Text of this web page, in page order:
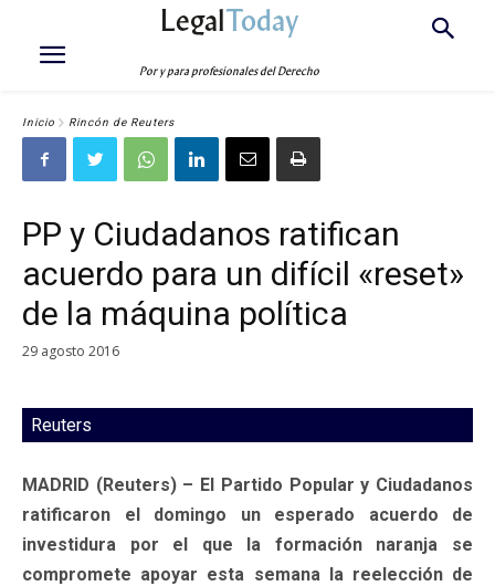
LegalToday
Por y para profesionales del Derecho
Inicio Rincón de Reuters
PP y Ciudadanos ratifican
acuerdo para un difícil «reset»
de la máquina política
29 agosto 2016
Reuters
MADRID (Reuters) – El Partido Popular y Ciudadanos
ratificaron el domingo un esperado acuerdo de
investidura por el que la formación naranja se
compromete apoyar esta semana la reelección de